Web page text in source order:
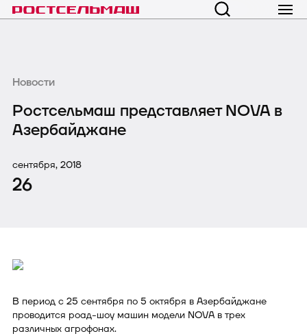
Новости
Ростсельмаш представляет NOVA в
Азербайджане
сентября, 2018
26
В период с 25 сентября по 5 октября в Азербайджане
проводится роад-шоу машин модели NOVA в трех
различных агрофонах.